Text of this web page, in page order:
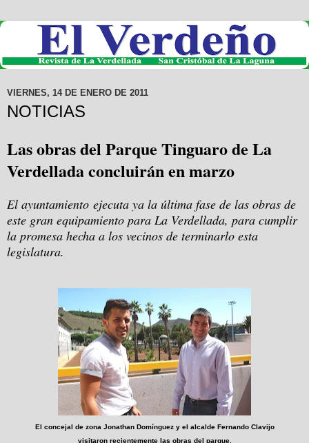
VIERNES, 14 DE ENERO DE 2011
NOTICIAS
Las obras del Parque Tinguaro de La
Verdellada concluirán en marzo
El ayuntamiento ejecuta ya la última fase de las obras de
este gran equipamiento para La Verdellada, para cumplir
la promesa hecha a los vecinos de terminarlo esta
legislatura.
El concejal de zona Jonathan Domínguez y el alcalde Fernando Clavijo
visitaron recientemente las obras del parque.